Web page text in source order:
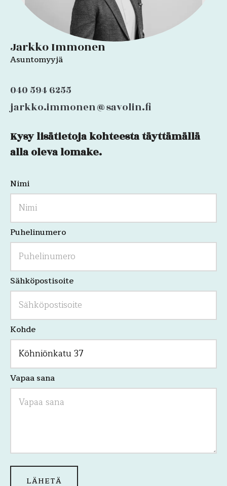
Jarkko Immonen
Asuntomyyjä
040 594 6255
jarkko.immonen@savolin.fi
URL
Kenttä
on
validointitarkoituksiin
tulee
jättää
koskemattomaksi.
Kysy lisätietoja kohteesta täyttämällä
alla oleva lomake.
Nimi
Puhelinumero
Sähköpostisoite
Kohde
Vapaa sana